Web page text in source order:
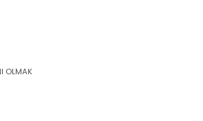
OLMAK